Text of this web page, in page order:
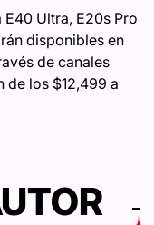
Ultra, E20s Pro
disponibles en
de canales
de los $12,499 a